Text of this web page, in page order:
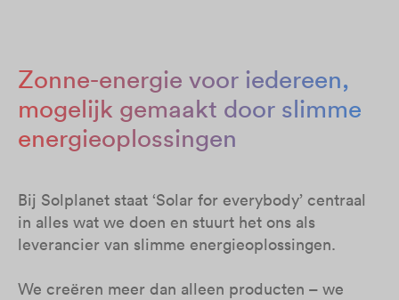
Zonne-energie voor iedereen,
mogelijk gemaakt door slimme
energieoplossingen
Bij Solplanet staat ‘Solar for everybody’ centraal
in alles wat we doen en stuurt het ons als
leverancier van slimme energieoplossingen.
We creëren meer dan alleen producten – we